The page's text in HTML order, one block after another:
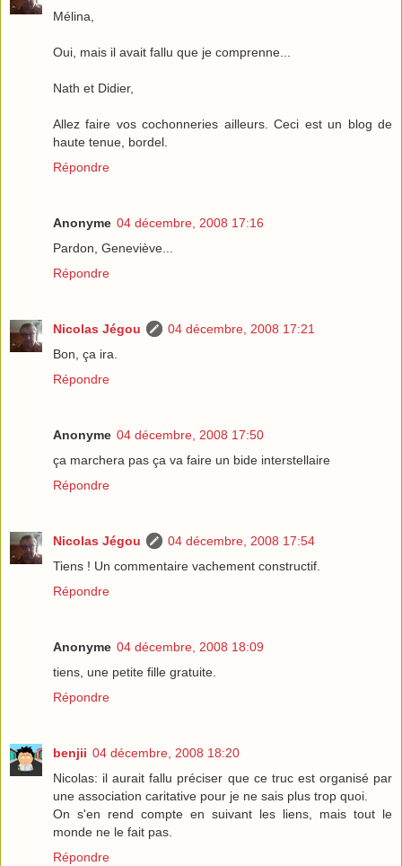
Mélina,
Oui, mais il avait fallu que je comprenne...
Nath et Didier,
Allez faire vos cochonneries ailleurs. Ceci est un blog de
haute tenue, bordel.
Répondre
Anonyme 04 décembre, 2008 17:16
Pardon, Geneviève...
Répondre
Nicolas Jégou
04 décembre, 2008 17:21
Bon, ça ira.
Répondre
Anonyme 04 décembre, 2008 17:50
ça marchera pas ça va faire un bide interstellaire
Répondre
Nicolas Jégou
04 décembre, 2008 17:54
Tiens ! Un commentaire vachement constructif.
Répondre
Anonyme 04 décembre, 2008 18:09
tiens, une petite fille gratuite.
Répondre
benjii 04 décembre, 2008 18:20
Nicolas: il aurait fallu préciser que ce truc est organisé par
une association caritative pour je ne sais plus trop quoi.
On s'en rend compte en suivant les liens, mais tout le
monde ne le fait pas.
Répondre